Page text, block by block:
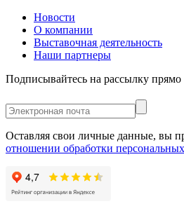
Новости
О компании
Выставочная деятельность
Наши партнеры
Подписывайтесь на рассылку прямо
Оставляя свои личные данные, вы
отношении обработки